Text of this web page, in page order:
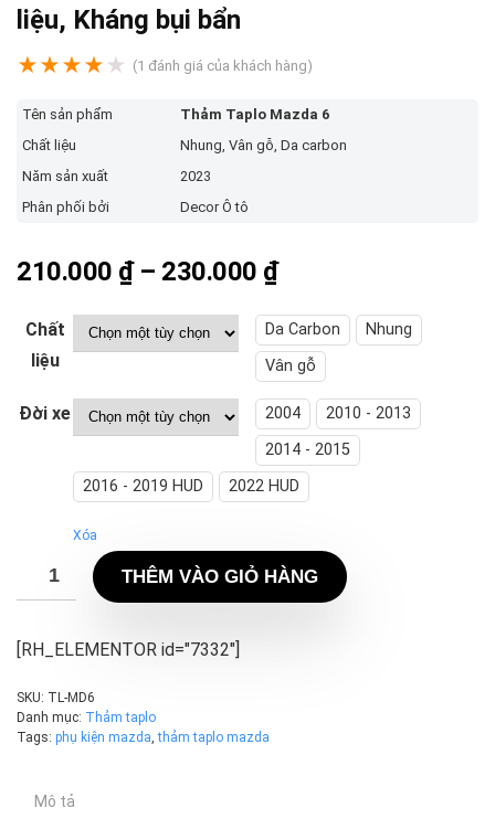
liệu, Kháng bụi bẩn
★★★★ ★ (1 đánh giá của khách hàng)
Tên sản phẩm
Thảm Taplo Mazda 6
Chất liệu
Nhung, Vân gỗ, Da carbon
Năm sản xuất
2023
Phân phối bởi
Decor Ô tô
210.000 ₫ – 230.000 ₫Khoảng
từ
210.000 ₫
đến
230.000 ₫
Chất
liệu
Da Carbon
Nhung
Vân gỗ
Đời xe 2004
2010 - 2013
2014 - 2015
2016 - 2019 HUD
2022 HUD
Xóa
THÊM VÀO GIỎ HÀNG
[RH_ELEMENTOR id="7332"]
SKU: TL-MD6
Danh mục: Thảm taplo
Tags: phụ kiện mazda,thảm taplo mazda
Mô tả